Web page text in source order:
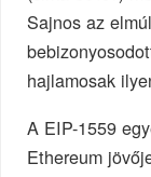
Sajnos az
hajlamosak
A EIP-1559
Ethereum